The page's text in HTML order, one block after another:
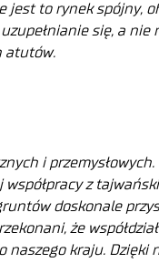
jest to rynek spójny,
się, a nie
atutów.
i przemysłowych.
z
doskonale
że
kraju. Dzięki